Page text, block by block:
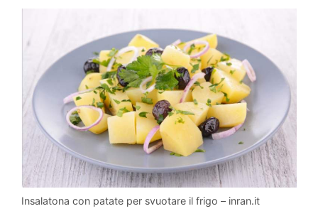
Insalatona con patate per svuotare il frigo – inran.it